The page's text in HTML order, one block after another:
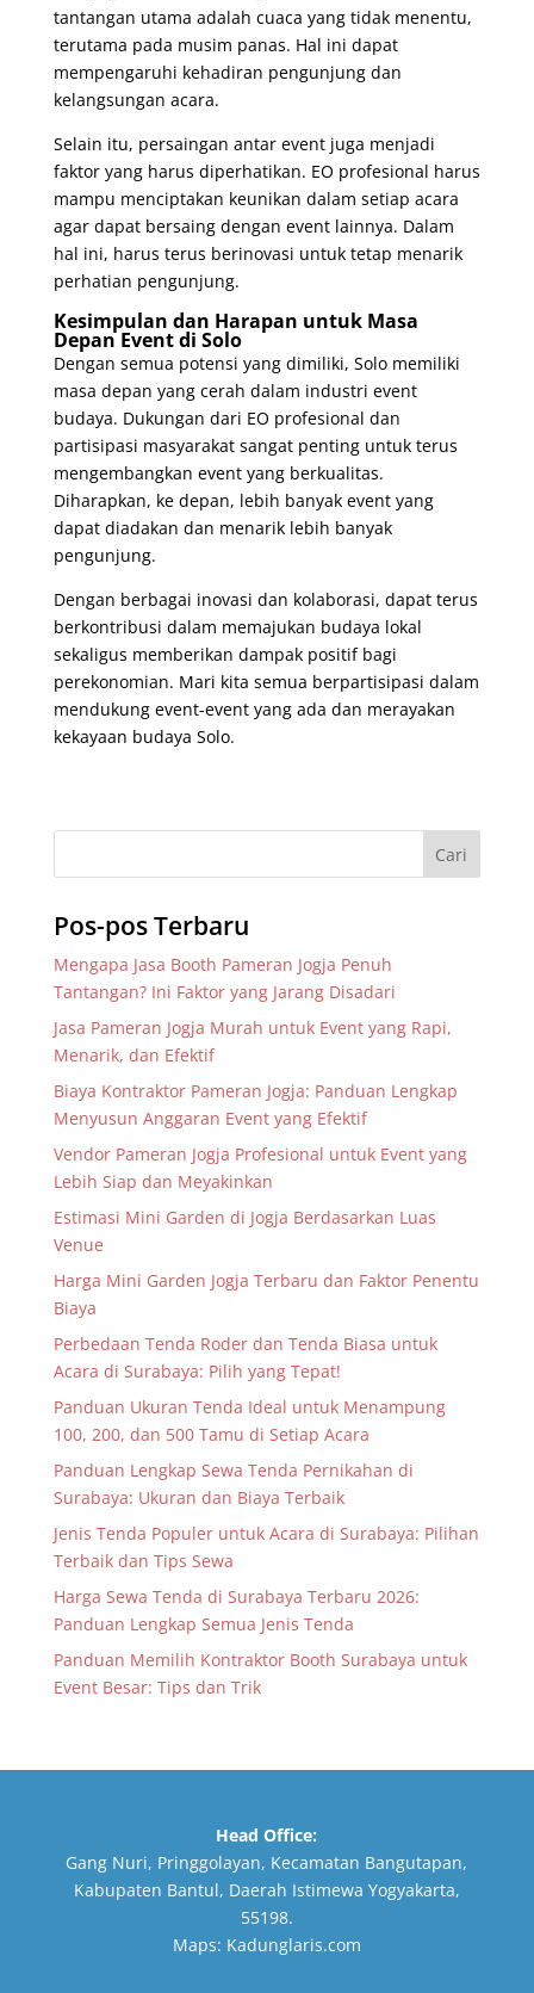
tantangan utama adalah cuaca yang tidak menentu,
terutama pada musim panas. Hal ini dapat
mempengaruhi kehadiran pengunjung dan
kelangsungan acara.
Selain itu, persaingan antar event juga menjadi
faktor yang harus diperhatikan. EO profesional harus
mampu menciptakan keunikan dalam setiap acara
agar dapat bersaing dengan event lainnya. Dalam
hal ini, harus terus berinovasi untuk tetap menarik
perhatian pengunjung.
Kesimpulan dan Harapan untuk Masa
Depan Event di Solo
Dengan semua potensi yang dimiliki, Solo memiliki
masa depan yang cerah dalam industri event
budaya. Dukungan dari EO profesional dan
partisipasi masyarakat sangat penting untuk terus
mengembangkan event yang berkualitas.
Diharapkan, ke depan, lebih banyak event yang
dapat diadakan dan menarik lebih banyak
pengunjung.
Dengan berbagai inovasi dan kolaborasi, dapat terus
berkontribusi dalam memajukan budaya lokal
sekaligus memberikan dampak positif bagi
perekonomian. Mari kita semua berpartisipasi dalam
mendukung event-event yang ada dan merayakan
kekayaan budaya Solo.
Pos-pos Terbaru
Mengapa Jasa Booth Pameran Jogja Penuh
Tantangan? Ini Faktor yang Jarang Disadari
Jasa Pameran Jogja Murah untuk Event yang Rapi,
Menarik, dan Efektif
Biaya Kontraktor Pameran Jogja: Panduan Lengkap
Menyusun Anggaran Event yang Efektif
Vendor Pameran Jogja Profesional untuk Event yang
Lebih Siap dan Meyakinkan
Estimasi Mini Garden di Jogja Berdasarkan Luas
Venue
Harga Mini Garden Jogja Terbaru dan Faktor Penentu
Biaya
Perbedaan Tenda Roder dan Tenda Biasa untuk
Acara di Surabaya: Pilih yang Tepat!
Panduan Ukuran Tenda Ideal untuk Menampung
100, 200, dan 500 Tamu di Setiap Acara
Panduan Lengkap Sewa Tenda Pernikahan di
Surabaya: Ukuran dan Biaya Terbaik
Jenis Tenda Populer untuk Acara di Surabaya: Pilihan
Terbaik dan Tips Sewa
Harga Sewa Tenda di Surabaya Terbaru 2026:
Panduan Lengkap Semua Jenis Tenda
Panduan Memilih Kontraktor Booth Surabaya untuk
Event Besar: Tips dan Trik
Head Office:
Gang Nuri, Pringgolayan, Kecamatan Bangutapan,
Kabupaten Bantul, Daerah Istimewa Yogyakarta,
55198.
Maps: Kadunglaris.com